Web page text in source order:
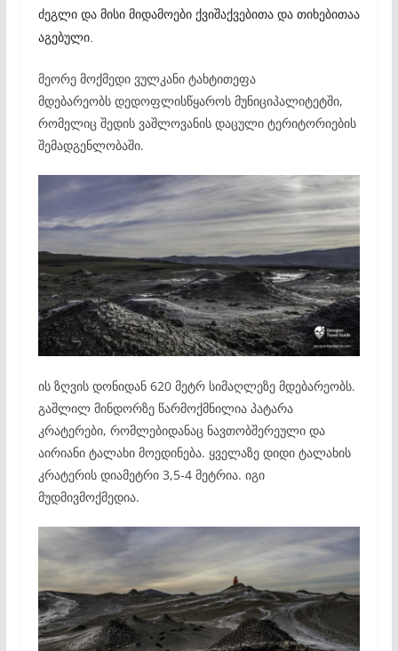
ძეგლი და მისი მიდამოები ქვიშაქვებითა და თიხებითაა
აგებული.
მეორე მოქმედი ვულკანი ტახტითეფა
მდებარეობს დედოფლისწყაროს მუნიციპალიტეტში,
რომელიც შედის ვაშლოვანის დაცული ტერიტორიების
შემადგენლობაში.
ის ზღვის დონიდან 620 მეტრ სიმაღლეზე მდებარეობს.
გაშლილ მინდორზე წარმოქმნილია პატარა
კრატერები, რომლებიდანაც ნავთობშერეული და
აირიანი ტალახი მოედინება. ყველაზე დიდი ტალახის
კრატერის დიამეტრი 3,5-4 მეტრია. იგი
მუდმივმოქმედია.